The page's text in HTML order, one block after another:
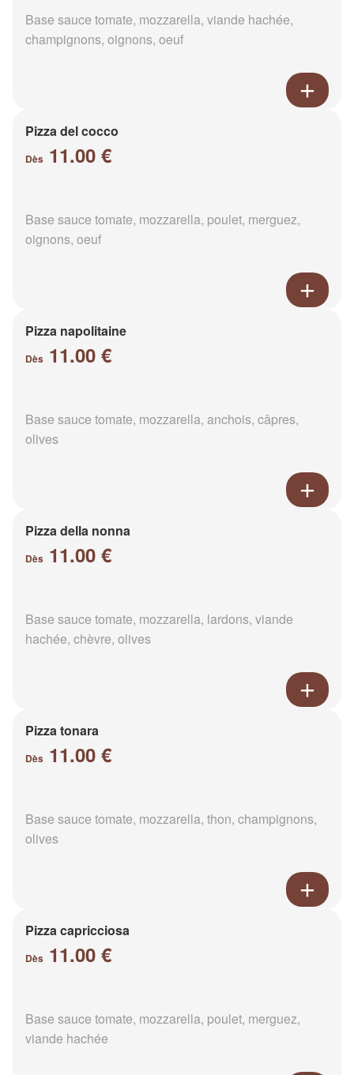
Base sauce tomate, mozzarella, viande hachée,
champignons, oignons, oeuf
Pizza del cocco
Dès 11.00 €
Base sauce tomate, mozzarella, poulet, merguez,
oignons, oeuf
Pizza napolitaine
Dès 11.00 €
Base sauce tomate, mozzarella, anchois, câpres,
olives
Pizza della nonna
Dès 11.00 €
Base sauce tomate, mozzarella, lardons, viande
hachée, chèvre, olives
Pizza tonara
Dès 11.00 €
Base sauce tomate, mozzarella, thon, champignons,
olives
Pizza capricciosa
Dès 11.00 €
Base sauce tomate, mozzarella, poulet, merguez,
viande hachée